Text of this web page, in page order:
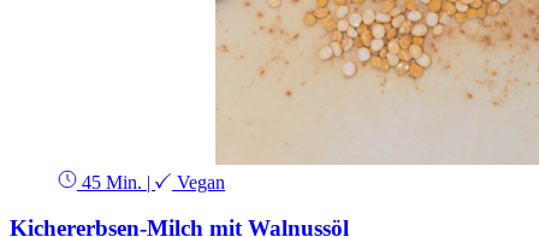
45 Min. | Vegan
Kichererbsen-Milch mit Walnussöl